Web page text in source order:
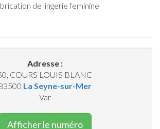
de lingerie feminine
Adresse :
COURS LOUIS BLANC
La Seyne-sur-Mer
Var
Afficher le numéro